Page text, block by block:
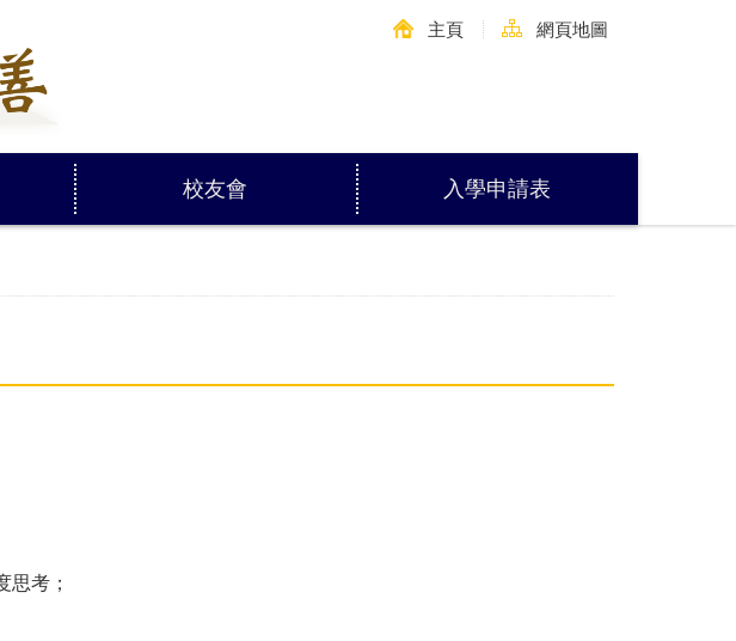
主頁 網頁地圖
校友會 入學申請表
考；